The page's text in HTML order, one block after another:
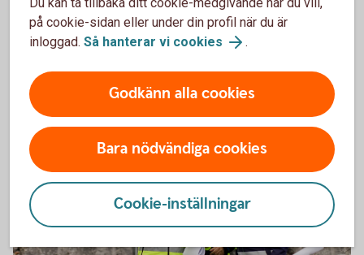
Deklarationshjälp (familjensjurist.se)
Skatt (familjensjurist.se)
på cookie-sidan eller under din profil när du är
inloggad. Så hanterar vi cookies .
Godkänn alla cookies
Bara nödvändiga cookies
Cookie-inställningar